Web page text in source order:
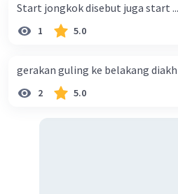
Start jongkok disebut juga start ...
1 5.0
gerakan guling ke belakang
2 5.0